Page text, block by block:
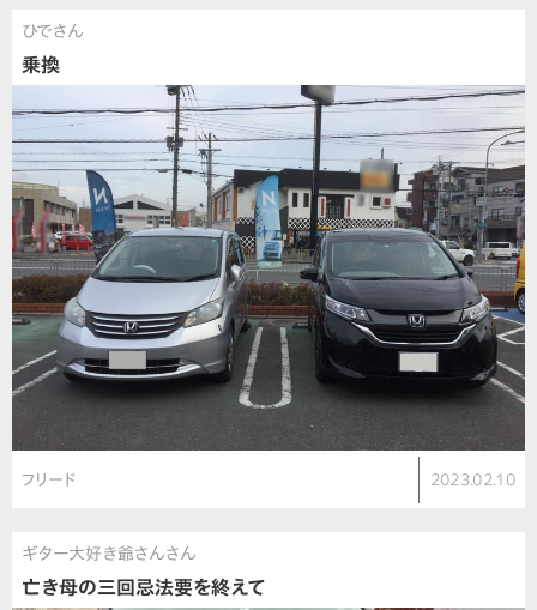
ひでさん
乗換
フリード 2023.02.10
ギター大好き爺さんさん
亡き母の三回忌法要を終えて